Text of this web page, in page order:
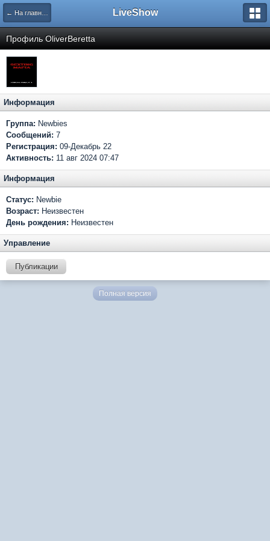
← На главную LiveShow
Профиль OliverBeretta
Информация
Группа: Newbies
Сообщений: 7
Регистрация: 09-Декабрь 22
Активность: 11 авг 2024 07:47
Информация
Статус: Newbie
Возраст: Неизвестен
День рождения: Неизвестен
Управление
Публикации
Полная версия